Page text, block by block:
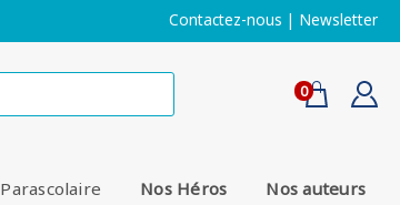
Contactez-nous | Newsletter
0
Parascolaire Nos Héros Nos auteurs